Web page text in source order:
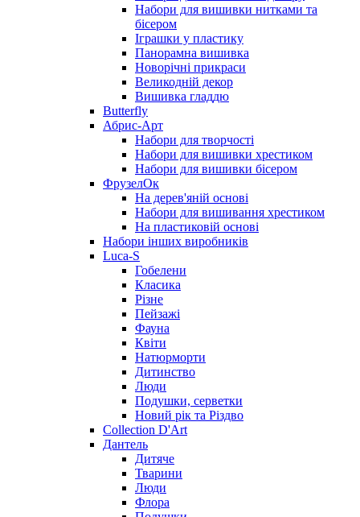
Набори для вишивки нитками та
бісером
Іграшки у пластику
Панорамна вишивка
Новорічні прикраси
Великодній декор
Вишивка гладдю
Butterfly
Абрис-Арт
Набори для творчості
Набори для вишивки хрестиком
Набори для вишивки бісером
ФрузелОк
На дерев'яній основі
Набори для вишивання хрестиком
На пластиковій основі
Набори інших виробників
Luca-S
Гобелени
Класика
Різне
Пейзажі
Фауна
Квіти
Натюрморти
Дитинство
Люди
Подушки, серветки
Новий рік та Різдво
Collection D'Art
Дантель
Дитяче
Тварини
Люди
Флора